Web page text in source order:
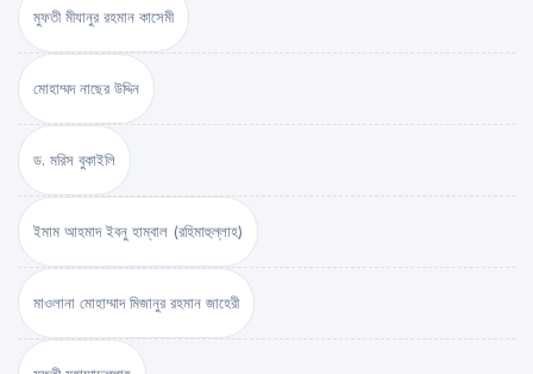
মুফতী মীযানুর রহমান কাসেমী
মোহাম্মদ নাছের উদ্দিন
ড. মরিস বুকাইলি
ইমাম আহমাদ ইবনু হাম্বাল (রহিমাহুল্লাহ)
মাওলানা মোহাম্মাদ মিজানুর রহমান জাহেরী